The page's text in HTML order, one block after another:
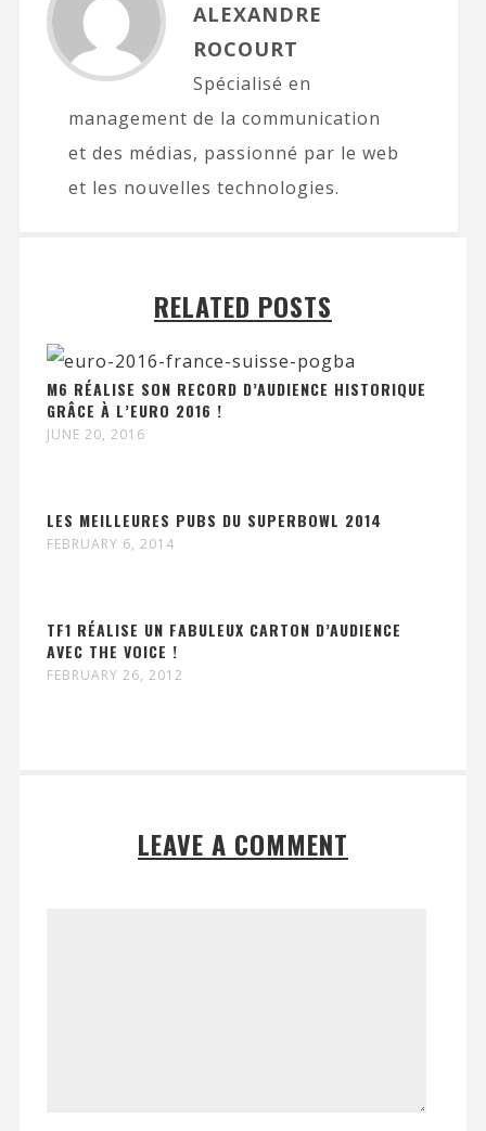
ALEXANDRE
ROCOURT
Spécialisé en
management de la communication
et des médias, passionné par le web
et les nouvelles technologies.
RELATED POSTS
M6 RÉALISE SON RECORD D’AUDIENCE HISTORIQUE
GRÂCE À L’EURO 2016 !
JUNE 20, 2016
LES MEILLEURES PUBS DU SUPERBOWL 2014
FEBRUARY 6, 2014
TF1 RÉALISE UN FABULEUX CARTON D’AUDIENCE
AVEC THE VOICE !
FEBRUARY 26, 2012
LEAVE A COMMENT